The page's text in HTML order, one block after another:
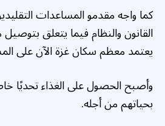
كما واجه مقدمو المساعدات
القانون والنظام فيما يتعلق
يعتمد معظم سكان غزة الآن على
وأصبح الحصول على الغذاء تحديًا
بحياتهم من أجله.